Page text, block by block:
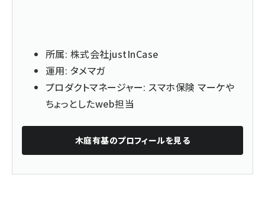
所属: 株式会社justInCase
運用: タメマガ
プロダクトマネージャー: スマホ保険 マーケや
ちょっとしたweb担当
木庭有基のプロフィールを見る